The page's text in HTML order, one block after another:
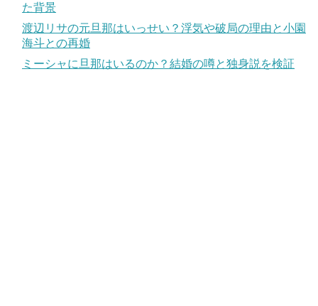
た背景
渡辺リサの元旦那はいっせい？浮気や破局の理由と小園
海斗との再婚
ミーシャに旦那はいるのか？結婚の噂と独身説を検証